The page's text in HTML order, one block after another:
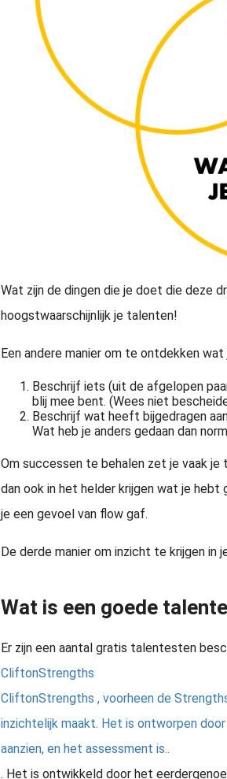
Wat zijn de dingen die je doet die deze
hoogstwaarschijnlijk je talenten!
Een andere manier om te ontdekken
Beschrijf iets (uit de afgelopen
blij mee bent. (Wees niet
Beschrijf wat heeft bijgedragen
Wat heb je anders gedaan dan
Om successen te behalen zet je vaak
dan ook in het helder krijgen wat je
je een gevoel van flow gaf.
De derde manier om inzicht te krijgen in
Wat is een goede
Er zijn een aantal gratis talentesten
CliftonStrengths
CliftonStrengths , voorheen de
inzichtelijk maakt. Het is ontworpen
aanzien, en het assessment is..
. Het is ontwikkeld door het